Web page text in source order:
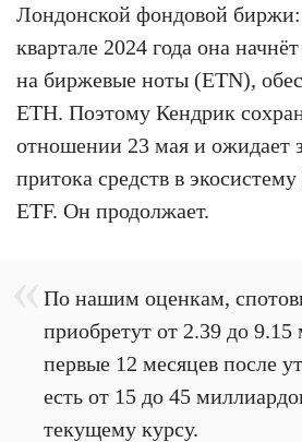
Лондонской фондовой биржи:
квартале 2024 года она
на биржевые ноты (ETN),
ETH. Поэтому Кендрик
отношении 23 мая и ожидает
притока средств в
ETF. Он продолжает.
По нашим оценкам,
приобретут от 2.39 до
первые 12 месяцев после
есть от 15 до 45
текущему курсу.